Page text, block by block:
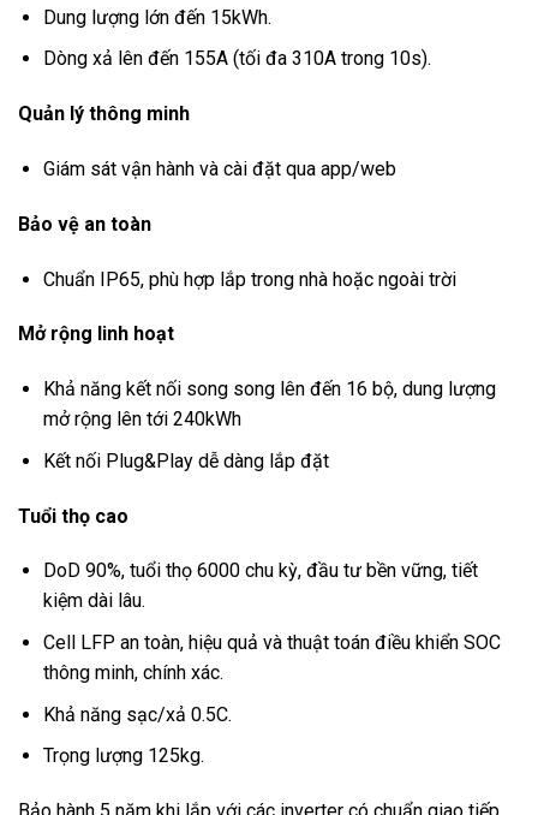
Dung lượng lớn đến 15kWh.
Dòng xả lên đến 155A (tối đa 310A trong 10s).
Quản lý thông minh
Giám sát vận hành và cài đặt qua app/web
Bảo vệ an toàn
Chuẩn IP65, phù hợp lắp trong nhà hoặc ngoài trời
Mở rộng linh hoạt
Khả năng kết nối song song lên đến 16 bộ, dung lượng
mở rộng lên tới 240kWh
Kết nối Plug&Play dễ dàng lắp đặt
Tuổi thọ cao
DoD 90%, tuổi thọ 6000 chu kỳ, đầu tư bền vững, tiết
kiệm dài lâu.
Cell LFP an toàn, hiệu quả và thuật toán điều khiển SOC
thông minh, chính xác.
Khả năng sạc/xả 0.5C.
Trọng lượng 125kg.